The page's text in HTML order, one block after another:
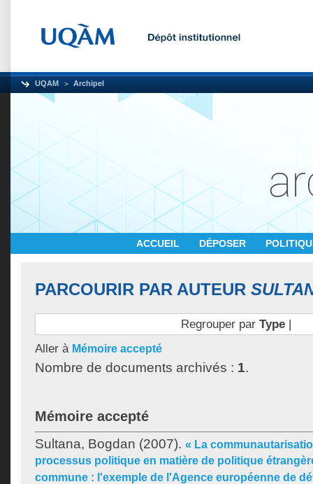
UQAM Archipel
ACCUEIL DÉPOSER
PARCOURIR PAR AUTEUR
Regrouper par Type|
Aller à Mémoire accepté
Nombre de documents archivés : 1.
Mémoire accepté
Sultana, Bogdan (2007). « La
processus politique en matière de politique
commune : l'exemple de l'Agence européenne de